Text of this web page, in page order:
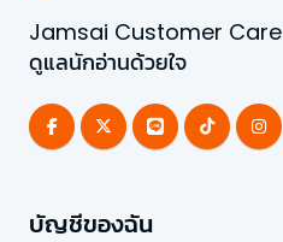
Jamsai Customer Care
ดูแลนักอ่านด้วยใจ
บัญชีของฉัน